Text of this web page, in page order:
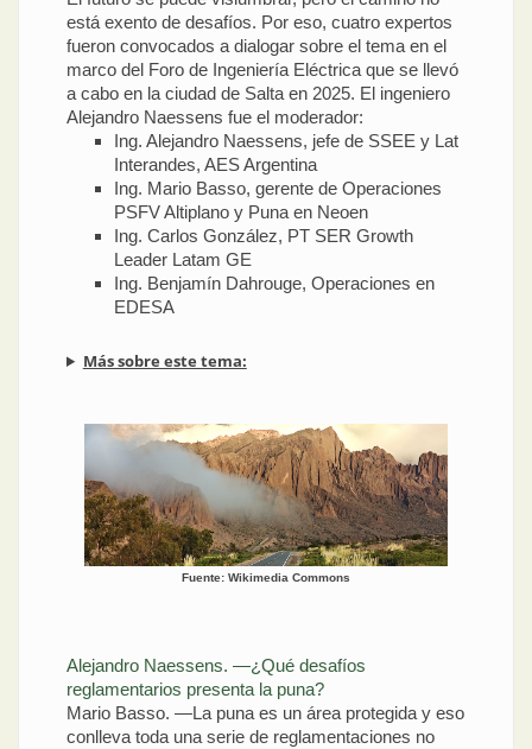
está exento de desafíos. Por eso, cuatro expertos
fueron convocados a dialogar sobre el tema en el
marco del Foro de Ingeniería Eléctrica que se llevó
a cabo en la ciudad de Salta en 2025. El ingeniero
Alejandro Naessens fue el moderador:
Ing. Alejandro Naessens, jefe de SSEE y Lat
Interandes, AES Argentina
Ing. Mario Basso, gerente de Operaciones
PSFV Altiplano y Puna en Neoen
Ing. Carlos González, PT SER Growth
Leader Latam GE
Ing. Benjamín Dahrouge, Operaciones en
EDESA
Más sobre este tema:
Fuente: Wikimedia Commons
Alejandro Naessens. —¿Qué desafíos
reglamentarios presenta la puna?
Mario Basso. —La puna es un área protegida y eso
conlleva toda una serie de reglamentaciones no